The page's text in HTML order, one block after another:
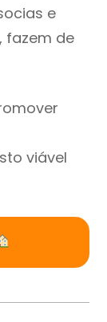
e
fazem de
viável